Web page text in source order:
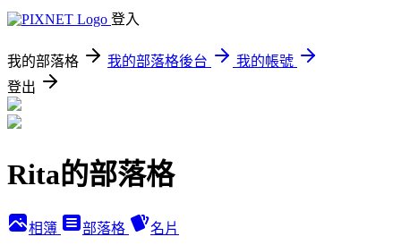
登入
我的部落格 我的部落格後台
我的帳號
登出
Rita的部落格
相簿 部落格 名片